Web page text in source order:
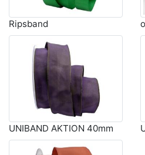
Ripsband
UNIBAND AKTION 40mm